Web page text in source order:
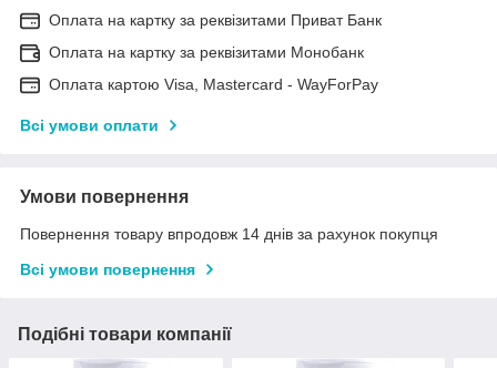
Оплата на картку за реквізитами Приват Банк
Оплата на картку за реквізитами Монобанк
Оплата картою Visa, Mastercard - WayForPay
Всі умови оплати
Умови повернення
Повернення товару впродовж 14 днів за рахунок покупця
Всі умови повернення
Подібні товари компанії